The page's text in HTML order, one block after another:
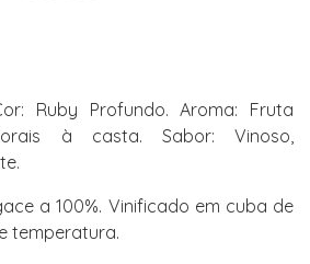
Ruby Profundo. Aroma: Fruta
à casta. Sabor: Vinoso,
a 100%. Vinificado em cuba de
temperatura.